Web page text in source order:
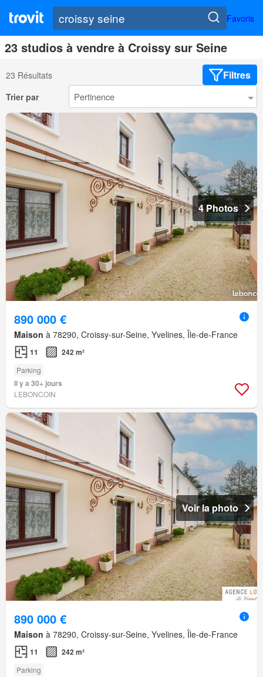
Favoris
23 studios à vendre à Croissy sur Seine
23 Résultats Filtres
Trier par
4 Photos
890 000 €
Maison à 78290, Croissy-sur-Seine, Yvelines, Île-de-France
11 242 m²
Parking
Il y a 30+ jours
LEBONCOIN
Voir la photo
890 000 €
Maison à 78290, Croissy-sur-Seine, Yvelines, Île-de-France
11 242 m²
Parking